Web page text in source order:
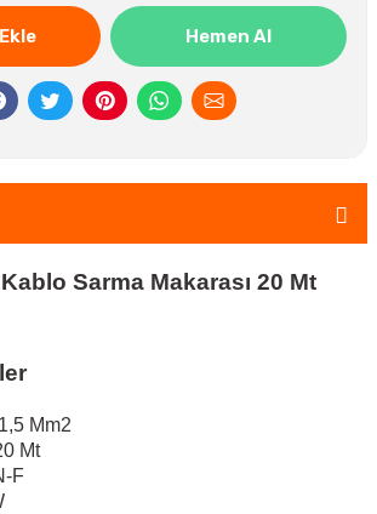
Hemen Al
Sarma Makarası 20 Mt
Mm2
Mt
F